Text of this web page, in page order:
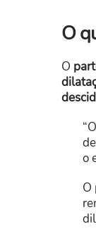
O
O
“O
o
O